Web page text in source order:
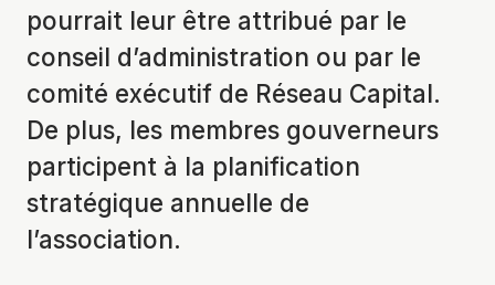
pourrait leur être attribué par le
conseil d’administration ou par le
comité exécutif de Réseau Capital.
De plus, les membres gouverneurs
participent à la planification
stratégique annuelle de
l’association.